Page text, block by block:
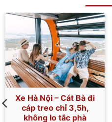
Xe Hà Nội – Cát Bà đi
cáp treo chỉ 3,5h,
không lo tắc phà